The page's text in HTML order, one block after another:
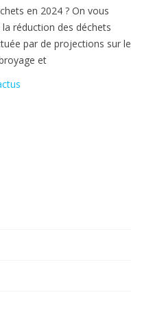
en 2024 ? On vous
réduction des déchets
par de projections sur le
et